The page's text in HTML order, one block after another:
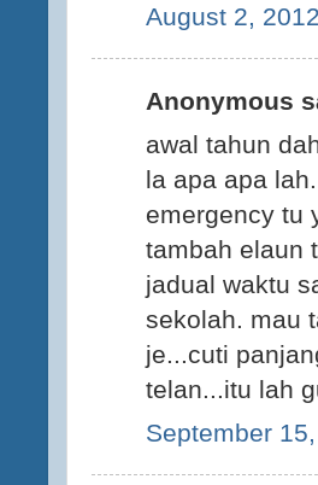
August 2,
Anonymous
awal tahun
la apa apa
emergency tu
tambah elaun
jadual waktu
sekolah. mau
je...cuti
telan...itu lah
September